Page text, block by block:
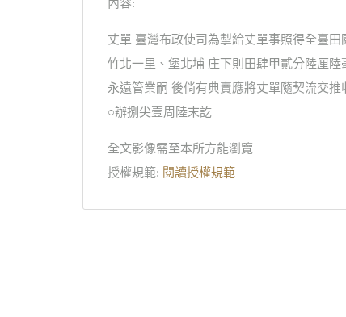
內容:
丈單 臺灣布政使司為掣給丈單事照得全臺
竹北一里、堡北埔 庄下則田肆甲貳分陸厘
永遠管業嗣 後倘有典賣應將丈單隨契流交
○辦捌尖壹周陸末訖
全文影像需至本所方能瀏覽
授權規範: 閱讀授權規範